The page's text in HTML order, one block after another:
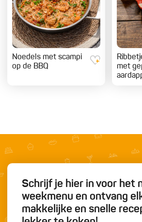
Noedels met scampi
op de BBQ
met
Schrijf je hier in voor het
weekmenu en ontvang
makkelijke en snelle